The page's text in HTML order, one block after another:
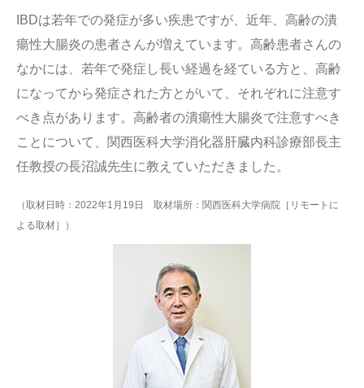
IBDは若年での発症が多い疾患ですが、近年、高齢の潰
瘍性大腸炎の患者さんが増えています。高齢患者さんの
なかには、若年で発症し長い経過を経ている方と、高齢
になってから発症された方とがいて、それぞれに注意す
べき点があります。高齢者の潰瘍性大腸炎で注意すべき
ことについて、関西医科大学消化器肝臓内科診療部長主
任教授の長沼誠先生に教えていただきました。
（取材日時：2022年1月19日 取材場所：関西医科大学病院［リモートに
よる取材］）